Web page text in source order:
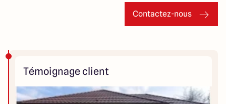
Contactez-nous
Témoignage client